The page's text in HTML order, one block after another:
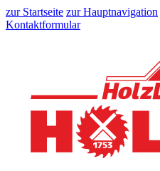
zur Startseite zur Hauptnavigation
Kontaktformular